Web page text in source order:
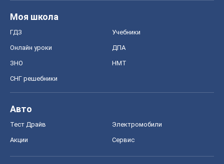
Моя школа
ГДЗ Учебники
Онлайн уроки ДПА
ЗНО НМТ
СНГ решебники
Авто
Тест Драйв Электромобили
Акции Сервис